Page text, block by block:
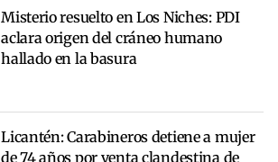
Misterio resuelto en Los Niches: PDI
aclara origen del cráneo humano
hallado en la basura
Licantén: Carabineros detiene a mujer
de 74 años por venta clandestina de